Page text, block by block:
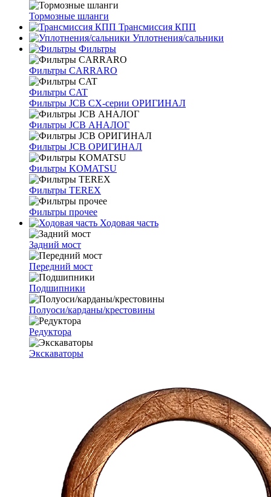
Тормозные шланги
Трансмиссия КПП
Уплотнения/сальники
Фильтры
Фильтры CARRARO
Фильтры CAT
Фильтры JCB CX-серии ОРИГИНАЛ
Фильтры JCB АНАЛОГ
Фильтры JCB ОРИГИНАЛ
Фильтры KOMATSU
Фильтры TEREX
Фильтры прочее
Ходовая часть
Задний мост
Передний мост
Подшипники
Полуоси/карданы/крестовины
Редуктора
Экскаваторы